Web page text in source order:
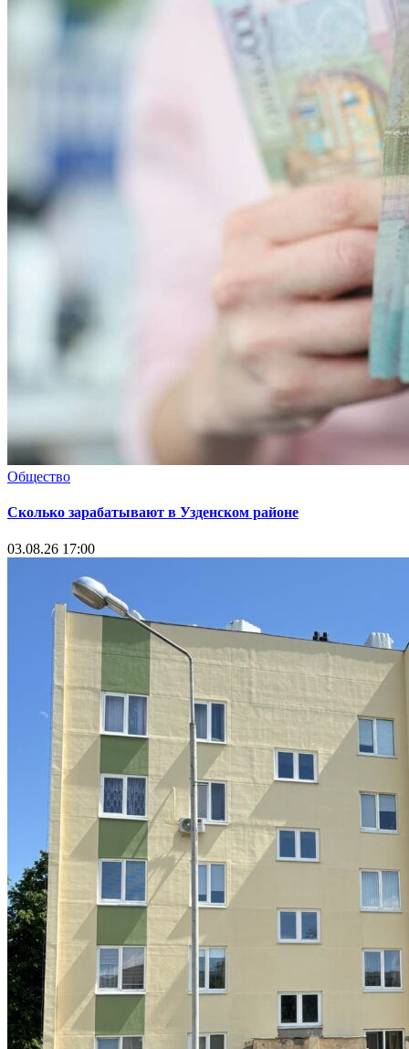
Общество
Сколько зарабатывают в Узденском районе
03.08.26 17:00